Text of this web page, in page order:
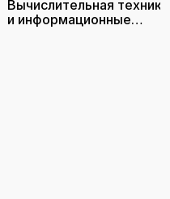
Вычислительная техника
и информационные